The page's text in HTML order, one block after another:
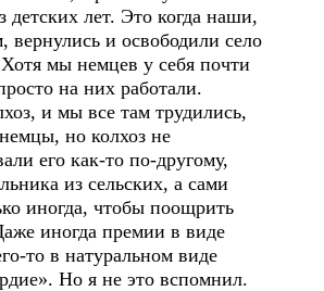
детских лет. Это когда наши,
вернулись и освободили село
мы немцев у себя почти
на них работали.
и мы все там трудились,
но колхоз не
его как-то по-другому,
из сельских, а сами
иногда, чтобы поощрить
иногда премии в виде
то в натуральном виде
Но я не это вспомнил.